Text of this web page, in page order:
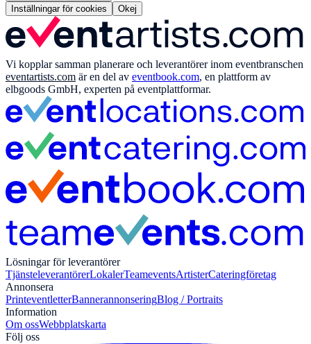
Inställningar för cookies
Okej
Vi kopplar samman planerare och leverantörer inom eventbranschen
eventartists.com är en del av eventbook.com, en plattform av
elbgoods GmbH, experten på eventplattformar.
Lösningar för leverantörer
TjänsteleverantörerLokalerTeameventsArtisterCateringföretag
Annonsera
PrinteventletterBannerannonseringBlog / Portraits
Information
Om ossWebbplatskarta
Följ oss